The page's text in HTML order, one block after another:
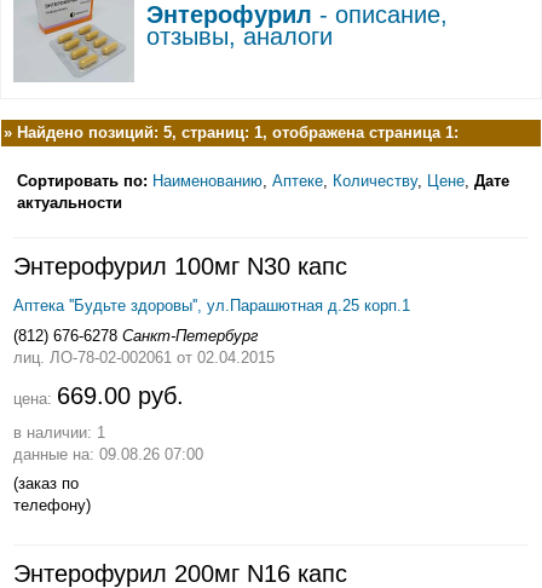
Энтерофурил - описание,
отзывы, аналоги
» Найдено позиций: 5, страниц: 1, отображена страница 1:
Сортировать по: Наименованию Аптеке Количеству, Цене Дате
актуальности
Энтерофурил 100мг N30 капс
Аптека ''Будьте здоровы'', ул.Парашютная д.25 корп.1
(812) 676-6278 Санкт-Петербург
лиц. ЛО-78-02-002061 от 02.04.2015
цена: 669.00 руб.
в наличии: 1
данные на: 09.08.26 07:00
(заказ по
телефону)
Энтерофурил 200мг N16 капс